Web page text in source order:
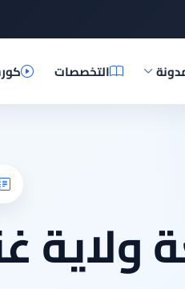
التخصصات
ولاية